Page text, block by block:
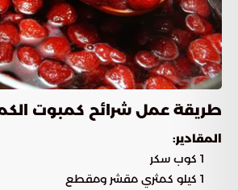
طريقة عمل شرائح كمبوت
المقادير:
1 كوب سكر
1 كيلو كمثري مقشر ومقطع